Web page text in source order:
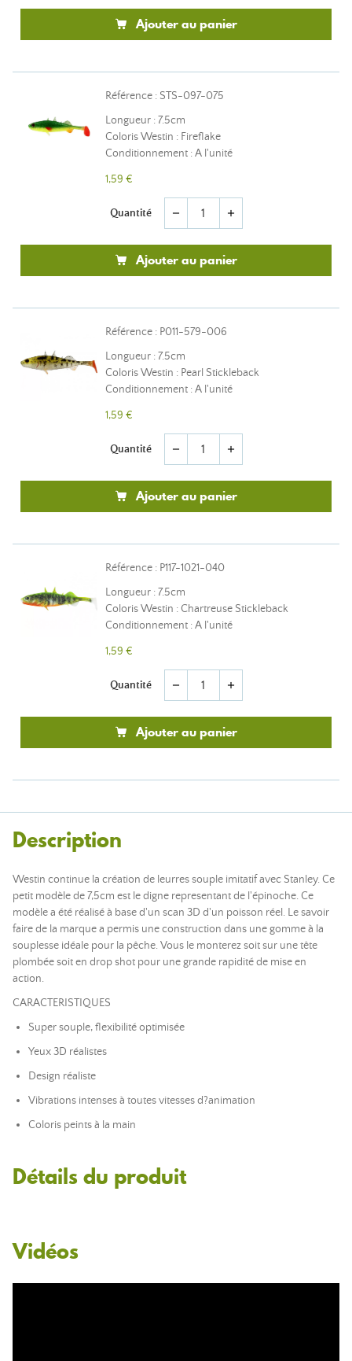
Ajouter au panier
Référence : STS-097-075
Longueur : 7.5cm
Coloris Westin : Fireflake
Conditionnement : A l'unité
1,59 €
Quantité remove add
Ajouter au panier
Référence : P011-579-006
Longueur : 7.5cm
Coloris Westin : Pearl Stickleback
Conditionnement : A l'unité
1,59 €
Quantité remove add
Ajouter au panier
Référence : P117-1021-040
Longueur : 7.5cm
Coloris Westin : Chartreuse Stickleback
Conditionnement : A l'unité
1,59 €
Quantité remove add
Ajouter au panier
Description
Westin continue la création de leurres souple imitatif avec Stanley. Ce
petit modèle de 7,5cm est le digne representant de l'épinoche. Ce
modèle a été réalisé à base d'un scan 3D d'un poisson réel. Le savoir
faire de la marque a permis une construction dans une gomme à la
souplesse idéale pour la pêche. Vous le monterez soit sur une tête
plombée soit en drop shot pour une grande rapidité de mise en
action.
CARACTERISTIQUES
Super souple, flexibilité optimisée
Yeux 3D réalistes
Design réaliste
Vibrations intenses à toutes vitesses d?animation
Coloris peints à la main
Détails du produit
Vidéos